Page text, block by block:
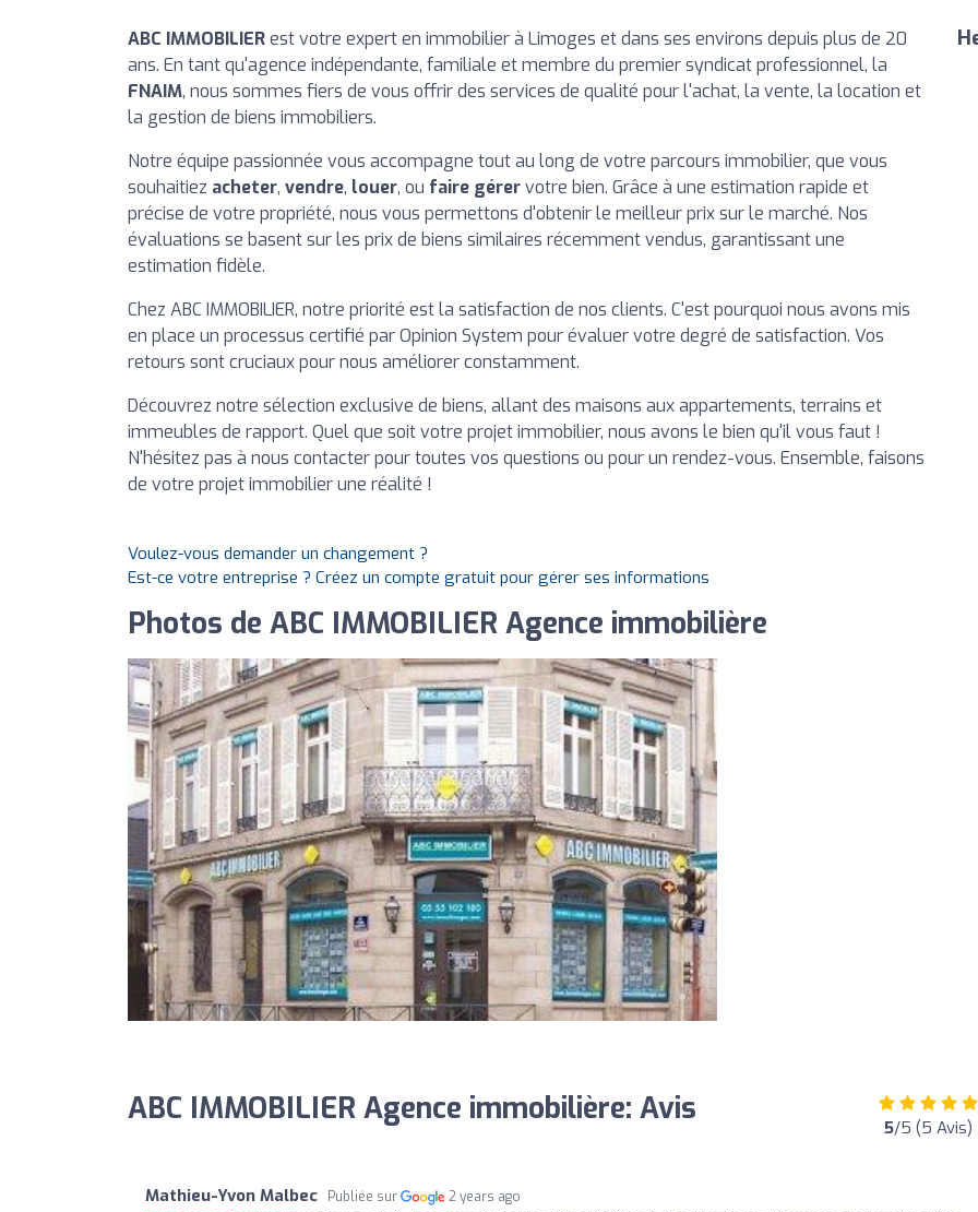
ABC IMMOBILIERest votre expert en immobilier à Limoges et dans ses environs depuis plus de 20
ans. En tant qu'agence indépendante, familiale et membre du premier syndicat professionnel, la
FNAIM, nous sommes fiers de vous offrir des services de qualité pour l'achat, la vente, la location et
la gestion de biens immobiliers.
Notre équipe passionnée vous accompagne tout au long de votre parcours immobilier, que vous
souhaitiez acheter, vendre, louer, ou faire gérervotre bien. Grâce à une estimation rapide et
précise de votre propriété, nous vous permettons d'obtenir le meilleur prix sur le marché. Nos
évaluations se basent sur les prix de biens similaires récemment vendus, garantissant une
estimation fidèle.
Chez ABC IMMOBILIER, notre priorité est la satisfaction de nos clients. C'est pourquoi nous avons mis
en place un processus certifié par Opinion System pour évaluer votre degré de satisfaction. Vos
retours sont cruciaux pour nous améliorer constamment.
Découvrez notre sélection exclusive de biens, allant des maisons aux appartements, terrains et
immeubles de rapport. Quel que soit votre projet immobilier, nous avons le bien qu'il vous faut !
N'hésitez pas à nous contacter pour toutes vos questions ou pour un rendez-vous. Ensemble, faisons
de votre projet immobilier une réalité !
Voulez-vous demander un changement ?
Est-ce votre entreprise ? Créez un compte gratuit pour gérer ses informations
Photos de ABC IMMOBILIER Agence immobilière
ABC IMMOBILIER Agence immobilière: Avis 5/5 (5 Avis)
Mathieu-Yvon Malbec Publiée sur 2 years ago